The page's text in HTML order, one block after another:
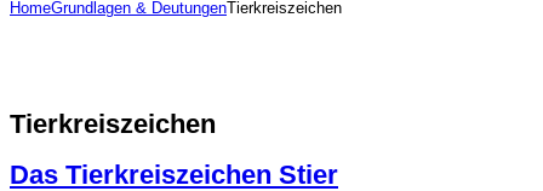
HomeGrundlagen & DeutungenTierkreiszeichen
Tierkreiszeichen
Das Tierkreiszeichen Stier